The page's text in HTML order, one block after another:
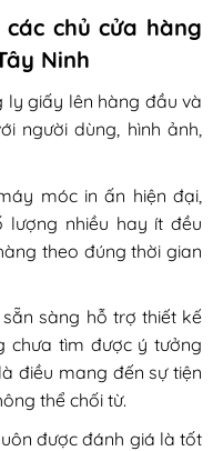
chủ cửa hàng
Ninh
ly giấy lên hàng đầu và
người dùng, hình ảnh,
móc in ấn hiện đại,
nhiều hay ít đều
theo đúng thời gian
sàng hỗ trợ thiết kế
chưa tìm được ý tưởng
điều mang đến sự tiện
thể chối từ.
được đánh giá là tốt